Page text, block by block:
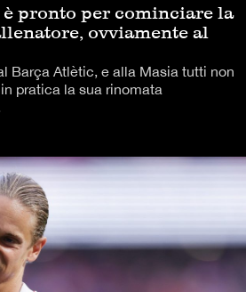
pronto per cominciare la
ovviamente al
Barça Atlètic, e alla Masia tutti non
pratica la sua rinomata